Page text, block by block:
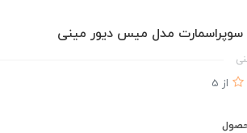
سوپراسمارت مدل میس دیور مینی
از 5